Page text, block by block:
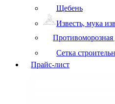
Щебень
Известь, мука
Противоморозная
Сетка
Прайс-лист